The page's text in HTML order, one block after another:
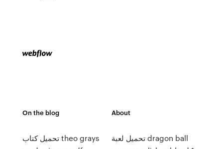
On the blog
تحميل كتاب theo grays
About
تحميل لعبة dragon ball